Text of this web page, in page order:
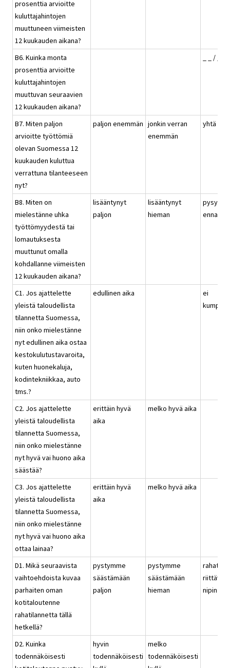
prosenttia arvioitte
kuluttajahintojen
muuttuneen viimeisten
12 kuukauden aikana?
B6. Kuinka monta
prosenttia arvioitte
kuluttajahintojen
muuttuvan seuraavien
12 kuukauden aikana?
_ _ / _ %
B7. Miten paljon
arvioitte työttömiä
olevan Suomessa 12
kuukauden kuluttua
verrattuna tilanteeseen
nyt?
paljon enemmän jonkin verran
enemmän
yhtä
B8. Miten on
mielestänne uhka
työttömyydestä tai
lomautuksesta
muuttunut omalla
kohdallanne viimeisten
12 kuukauden aikana?
lisääntynyt
paljon
lisääntynyt
hieman
pysynyt
C1. Jos ajattelette
yleistä taloudellista
tilannetta Suomessa,
niin onko mielestänne
nyt edullinen aika ostaa
kestokulutustavaroita,
kuten huonekaluja,
kodintekniikkaa, auto
tms.?
edullinen aika
ei
C2. Jos ajattelette
yleistä taloudellista
tilannetta Suomessa,
niin onko mielestänne
nyt hyvä vai huono aika
säästää?
erittäin hyvä
aika
melko hyvä aika
C3. Jos ajattelette
yleistä taloudellista
tilannetta Suomessa,
niin onko mielestänne
nyt hyvä vai huono aika
ottaa lainaa?
erittäin hyvä
aika
melko hyvä aika
D1. Mikä seuraavista
vaihtoehdoista kuvaa
parhaiten oman
kotitaloutenne
rahatilannetta tällä
hetkellä?
pystymme
säästämään
paljon
pystymme
säästämään
hieman
rahat
riittävät
nipin
D2. Kuinka
todennäköisesti
hyvin
todennäköisesti
melko
todennäköisesti